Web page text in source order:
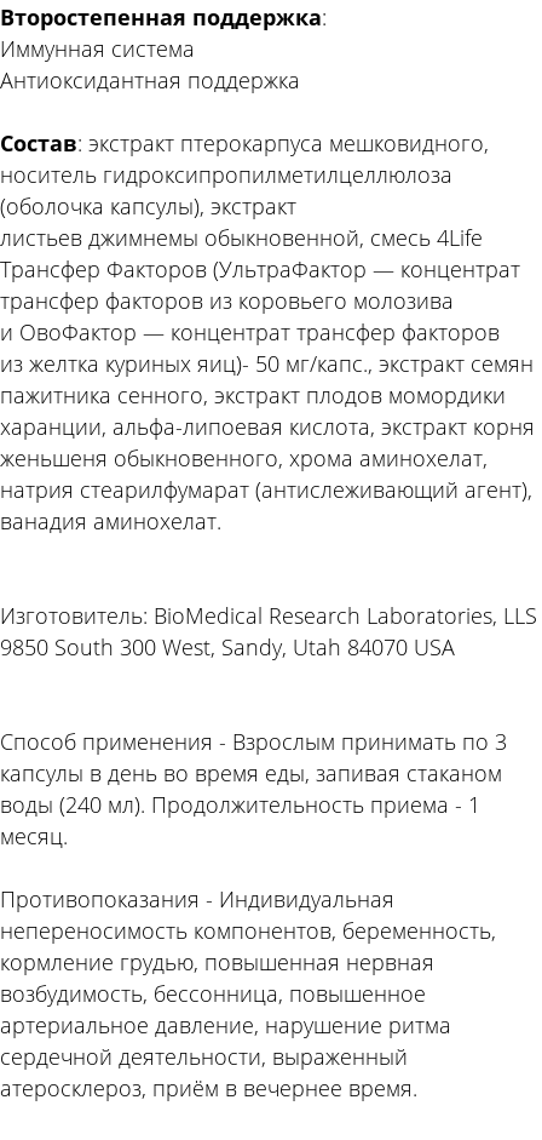
Второстепенная поддержка:
Иммунная система
Антиоксидантная поддержка
Состав: экстракт птерокарпуса мешковидного,
носитель гидроксипропилметилцеллюлоза
(оболочка капсулы), экстракт
листьев джимнемы обыкновенной, смесь 4Life
Трансфер Факторов (УльтраФактор — концентрат
трансфер факторов из коровьего молозива
и ОвоФактор — концентрат трансфер факторов
из желтка куриных яиц)- 50 мг/капс., экстракт семян
пажитника сенного, экстракт плодов момордики
харанции, альфа-липоевая кислота, экстракт корня
женьшеня обыкновенного, хрома аминохелат,
натрия стеарилфумарат (антислеживающий агент),
ванадия аминохелат.
Изготовитель: BioMedical Research Laboratories, LLS
9850 South 300 West, Sandy, Utah 84070 USA
Способ применения - Взрослым принимать по 3
капсулы в день во время еды, запивая стаканом
воды (240 мл). Продолжительность приема - 1
месяц.
Противопоказания - Индивидуальная
непереносимость компонентов, беременность,
кормление грудью, повышенная нервная
возбудимость, бессонница, повышенное
артериальное давление, нарушение ритма
сердечной деятельности, выраженный
атеросклероз, приём в вечернее время.